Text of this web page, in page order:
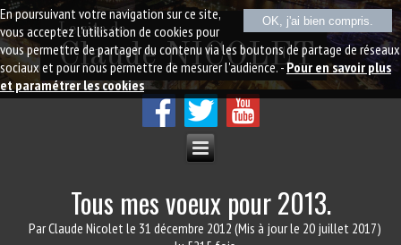
Claude NICOLET
Le site de
Tous mes voeux pour 2013.
Par Claude Nicoletle 31 décembre 2012 (Mis à jour le 20 juillet 2017)
OK, j'ai bien compris.
En poursuivant votre navigation sur ce site,
vous acceptez l'utilisation de cookies pour
vous permettre de partager du contenu via les boutons de partage de réseaux
sociaux et pour nous permettre de mesurer l'audience. -Pour en savoir plus
et paramétrer les cookies